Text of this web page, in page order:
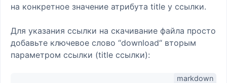
на конкретное значение атрибута title у ссылки.
Для указания ссылки на скачивание файла просто
добавьте ключевое слово “download“ вторым
параметром ссылки (title ссылки):